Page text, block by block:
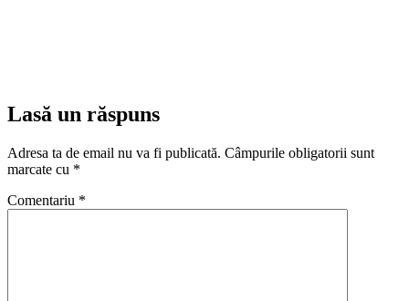
Lasă un răspuns
Adresa ta de email nu va fi publicată. Câmpurile obligatorii sunt
marcate cu *
Comentariu *